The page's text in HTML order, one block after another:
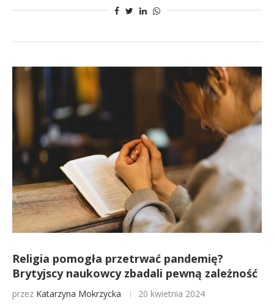
Religia pomogła przetrwać pandemię?
Brytyjscy naukowcy zbadali pewną zależność
przez Katarzyna Mokrzycka 20 kwietnia 2024